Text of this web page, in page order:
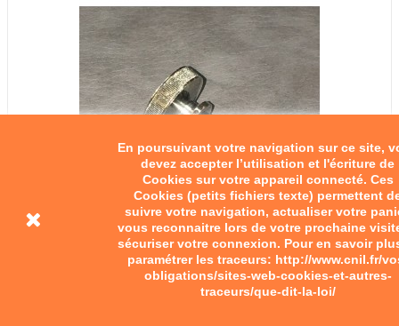
En poursuivant votre navigation sur ce site,
devez accepter l’utilisation et l'écriture de
Cookies sur votre appareil connecté. Ces
Cookies (petits fichiers texte) permettent
suivre votre navigation, actualiser votre
vous reconnaitre lors de votre prochaine
sécuriser votre connexion. Pour en savoir
paramétrer les traceurs: http://www.cnil.fr/
obligations/sites-web-cookies-et-autres-
traceurs/que-dit-la-loi/